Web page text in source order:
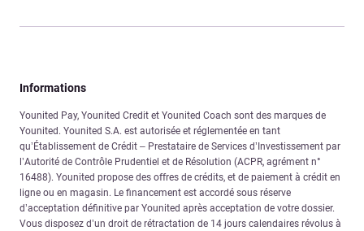
Informations
Younited Pay, Younited Credit et Younited Coach sont des marques de
Younited. Younited S.A. est autorisée et réglementée en tant
qu’Établissement de Crédit – Prestataire de Services d’Investissement par
l’Autorité de Contrôle Prudentiel et de Résolution (ACPR, agrément n°
16488). Younited propose des offres de crédits, et de paiement à crédit en
ligne ou en magasin. Le financement est accordé sous réserve
d’acceptation définitive par Younited après acceptation de votre dossier.
Vous disposez d’un droit de rétractation de 14 jours calendaires révolus à